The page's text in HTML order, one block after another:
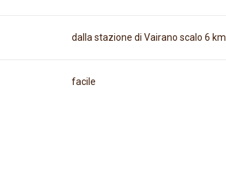
dalla stazione di Vairano scalo 6 km
facile